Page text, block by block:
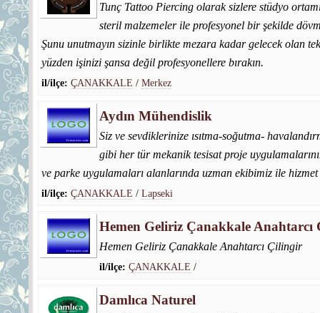
Tunç Tattoo Piercing olarak sizlere stüdyo
steril malzemeler ile profesyonel bir şekilde
Şunu unutmayın sizinle birlikte mezara kadar gelecek olan
yüzden işinizi şansa değil profesyonellere bırakın.
il/ilçe: ÇANAKKALE / Merkez
Aydın Mühendislik
Siz ve sevdiklerinize ısıtma-soğutma-
gibi her tür mekanik tesisat proje
ve parke uygulamaları alanlarında uzman ekibimiz ile
il/ilçe: ÇANAKKALE / Lapseki
Hemen Geliriz Çanakkale
Hemen Geliriz Çanakkale Anahtarcı Çilingir
il/ilçe: ÇANAKKALE /
Damlıca Naturel